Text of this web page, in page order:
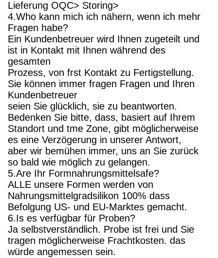
Lieferung OQC> Storing>
4.Who kann mich ich nähern, wenn ich mehr
Fragen habe?
Ein Kundenbetreuer wird Ihnen zugeteilt und
ist in Kontakt mit Ihnen während des
gesamten
Prozess, von frst Kontakt zu Fertigstellung.
Sie können immer fragen Fragen und Ihren
Kundenbetreuer
seien Sie glücklich, sie zu beantworten.
Bedenken Sie bitte, dass, basiert auf Ihrem
Standort und tme Zone, gibt möglicherweise
es eine Verzögerung in unserer Antwort,
aber wir bemühen immer, uns an Sie zurück
so bald wie möglich zu gelangen.
5.Are Ihr Formnahrungsmittelsafe?
ALLE unsere Formen werden von
Nahrungsmittelgradsilikon 100% dass
Befolgung US- und EU-Marktes gemacht.
6.Is es verfügbar für Proben?
Ja selbstverständlich. Probe ist frei und Sie
tragen möglicherweise Frachtkosten. das
würde angemessen sein.